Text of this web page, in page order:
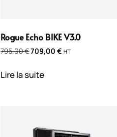
Rogue Echo BIKE V3.0
795,00€709,00€ HT
Lire la suite